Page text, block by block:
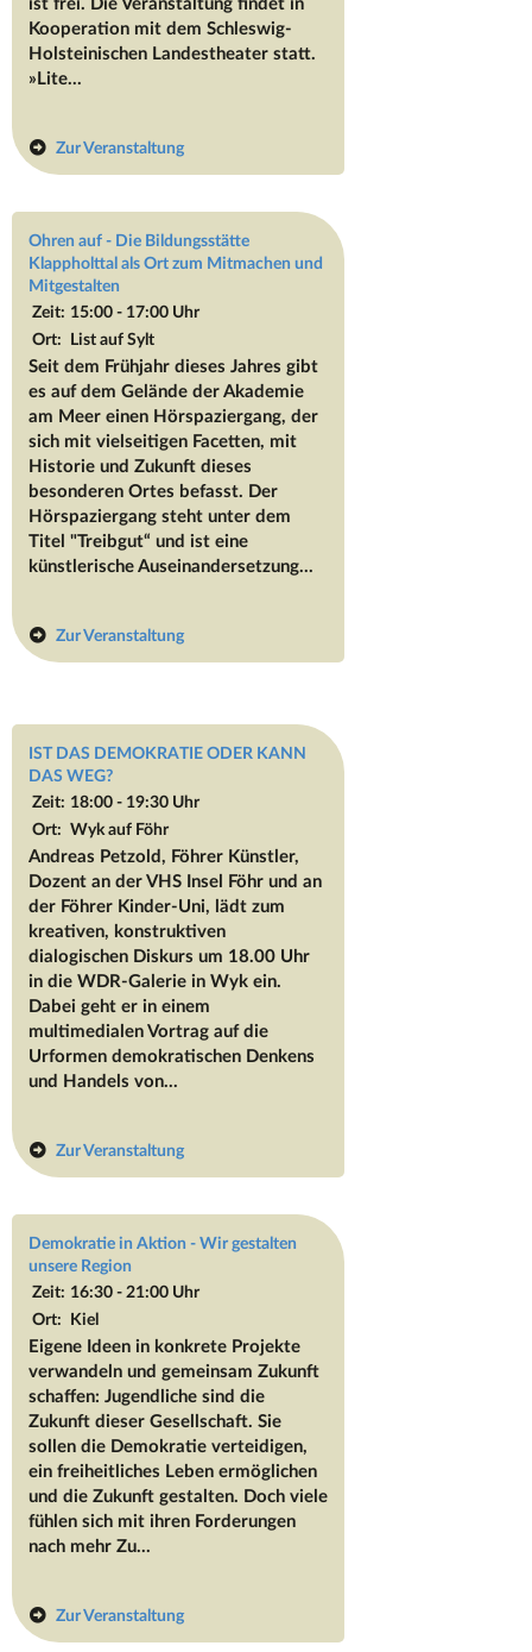
Kooperation mit dem Schleswig-
Holsteinischen Landestheater statt.
»Lite...
Zur Veranstaltung
Ohren auf - Die Bildungsstätte
Klappholttal als Ort zum Mitmachen und
Mitgestalten
Zeit: 15:00 - 17:00 Uhr
Ort: List auf Sylt
Seit dem Frühjahr dieses Jahres gibt
es auf dem Gelände der Akademie
am Meer einen Hörspaziergang, der
sich mit vielseitigen Facetten, mit
Historie und Zukunft dieses
besonderen Ortes befasst. Der
Hörspaziergang steht unter dem
Titel "Treibgut“ und ist eine
künstlerische Auseinandersetzung...
Zur Veranstaltung
IST DAS DEMOKRATIE ODER KANN
DAS WEG?
Zeit: 18:00 - 19:30 Uhr
Ort: Wyk auf Föhr
Andreas Petzold, Föhrer Künstler,
Dozent an der VHS Insel Föhr und an
der Föhrer Kinder-Uni, lädt zum
kreativen, konstruktiven
dialogischen Diskurs um 18.00 Uhr
in die WDR-Galerie in Wyk ein.
Dabei geht er in einem
multimedialen Vortrag auf die
Urformen demokratischen Denkens
und Handels von...
Zur Veranstaltung
Demokratie in Aktion - Wir gestalten
unsere Region
Zeit: 16:30 - 21:00 Uhr
Ort: Kiel
Eigene Ideen in konkrete Projekte
verwandeln und gemeinsam Zukunft
schaffen: Jugendliche sind die
Zukunft dieser Gesellschaft. Sie
sollen die Demokratie verteidigen,
ein freiheitliches Leben ermöglichen
und die Zukunft gestalten. Doch viele
fühlen sich mit ihren Forderungen
nach mehr Zu...
Zur Veranstaltung